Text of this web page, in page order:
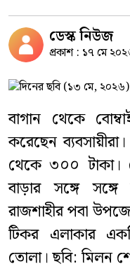
ডেস্ক নিউজ
প্রকাশ : ১৭ মে
বাগান থেকে
করেছেন
থেকে ৩০০ টাকা।
বাড়ার সঙ্গে
রাজশাহীর পবা
টিকর এলাকার
তোলা। ছবি: মিলন